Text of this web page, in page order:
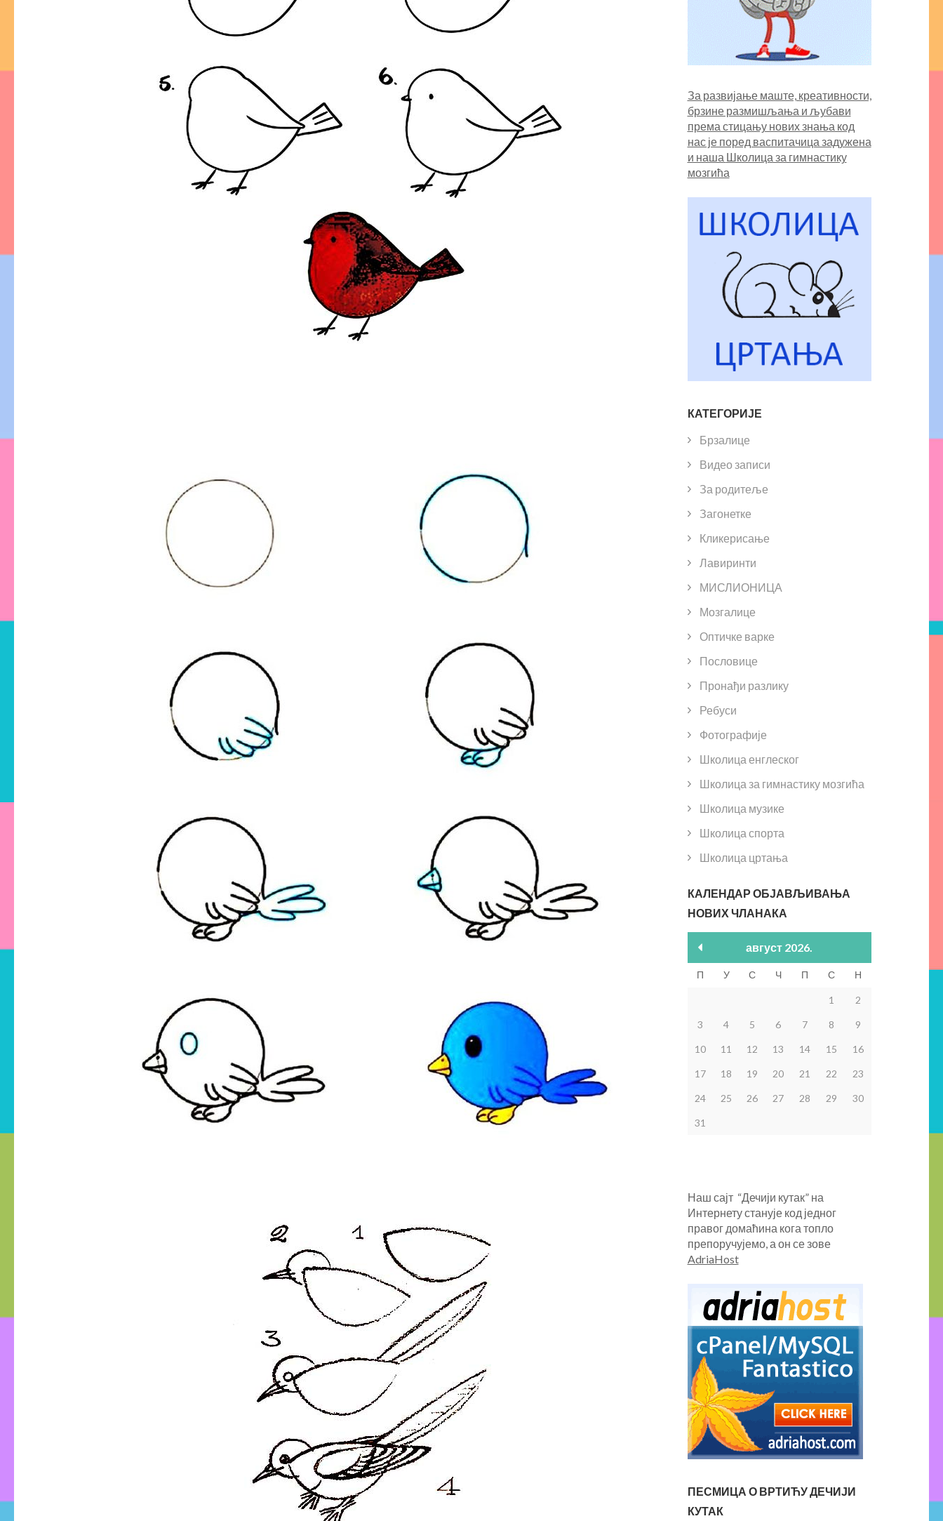
За развијање маште, креативности,
брзине размишљања и љубави
према стицању нових знања код
нас је поред васпитачица задужена
и наша Школица за гимнастику
мозгића
КАТЕГОРИЈЕ
Брзалице
Видео записи
За родитеље
Загонетке
Кликерисање
Лавиринти
МИСЛИОНИЦА
Мозгалице
Оптичке варке
Пословице
Пронађи разлику
Ребуси
Фотографије
Школица енглеског
Школица за гимнастику мозгића
Школица музике
Школица спорта
Школица цртања
КАЛЕНДАР ОБЈАВЉИВАЊА
НОВИХ ЧЛАНАКА
август 2026.
П У С Ч П С Н
1 2
3 4 5 6 7 8 9
10 11 12 13 14 15 16
17 18 19 20 21 22 23
24 25 26 27 28 29 30
31
Наш сајт “Дечији кутак” на
Интернету станује код једног
правог домаћина кога топло
препоручујемо, а он се зове
AdriaHost
ПЕСМИЦА О ВРТИЋУ ДЕЧИЈИ
КУТАК